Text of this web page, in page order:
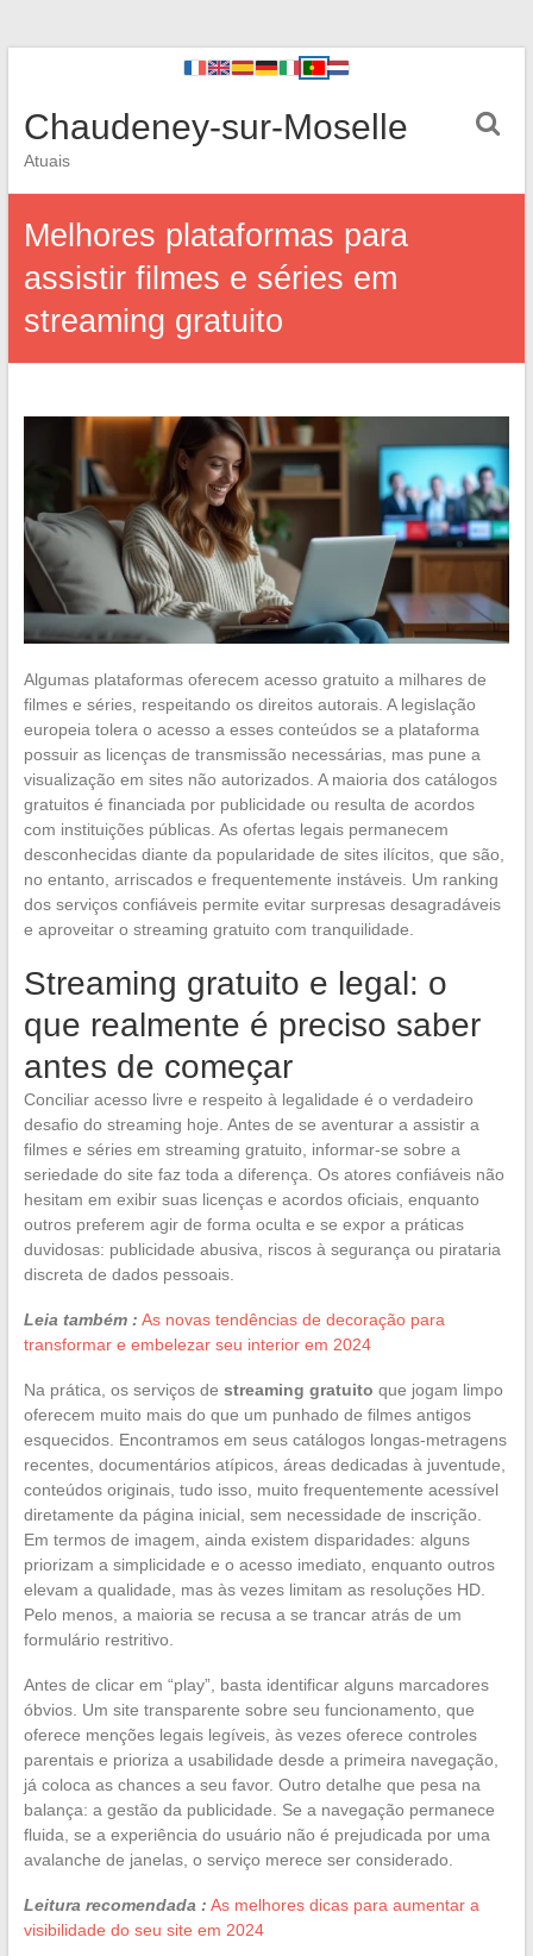
Chaudeney-sur-Moselle
Atuais
Melhores plataformas para
assistir filmes e séries em
streaming gratuito
Algumas plataformas oferecem acesso gratuito a milhares de
filmes e séries, respeitando os direitos autorais. A legislação
europeia tolera o acesso a esses conteúdos se a plataforma
possuir as licenças de transmissão necessárias, mas pune a
visualização em sites não autorizados. A maioria dos catálogos
gratuitos é financiada por publicidade ou resulta de acordos
com instituições públicas. As ofertas legais permanecem
desconhecidas diante da popularidade de sites ilícitos, que são,
no entanto, arriscados e frequentemente instáveis. Um ranking
dos serviços confiáveis permite evitar surpresas desagradáveis
e aproveitar o streaming gratuito com tranquilidade.
Streaming gratuito e legal: o
que realmente é preciso saber
antes de começar
Conciliar acesso livre e respeito à legalidade é o verdadeiro
desafio do streaming hoje. Antes de se aventurar a assistir a
filmes e séries em streaming gratuito, informar-se sobre a
seriedade do site faz toda a diferença. Os atores confiáveis não
hesitam em exibir suas licenças e acordos oficiais, enquanto
outros preferem agir de forma oculta e se expor a práticas
duvidosas: publicidade abusiva, riscos à segurança ou pirataria
discreta de dados pessoais.
Leia também : As novas tendências de decoração para
transformar e embelezar seu interior em 2024
Na prática, os serviços de streaming gratuito que jogam limpo
oferecem muito mais do que um punhado de filmes antigos
esquecidos. Encontramos em seus catálogos longas-metragens
recentes, documentários atípicos, áreas dedicadas à juventude,
conteúdos originais, tudo isso, muito frequentemente acessível
diretamente da página inicial, sem necessidade de inscrição.
Em termos de imagem, ainda existem disparidades: alguns
priorizam a simplicidade e o acesso imediato, enquanto outros
elevam a qualidade, mas às vezes limitam as resoluções HD.
Pelo menos, a maioria se recusa a se trancar atrás de um
formulário restritivo.
Antes de clicar em “play”, basta identificar alguns marcadores
óbvios. Um site transparente sobre seu funcionamento, que
oferece menções legais legíveis, às vezes oferece controles
parentais e prioriza a usabilidade desde a primeira navegação,
já coloca as chances a seu favor. Outro detalhe que pesa na
balança: a gestão da publicidade. Se a navegação permanece
fluida, se a experiência do usuário não é prejudicada por uma
avalanche de janelas, o serviço merece ser considerado.
Leitura recomendada : As melhores dicas para aumentar a
visibilidade do seu site em 2024